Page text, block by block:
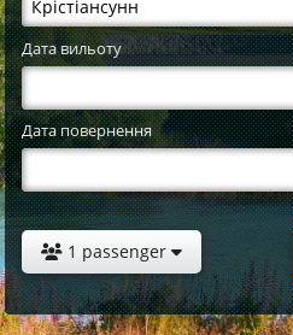
Дата вильоту
Дата повернення
1 passenger